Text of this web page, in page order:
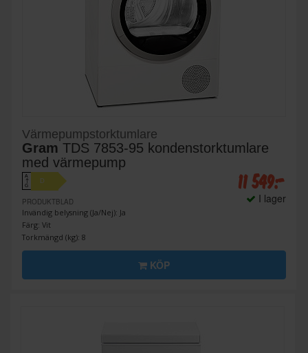
Värmepumpstorktumlare
Gram TDS 7853-95 kondenstorktumlare
med värmepump
A
↑
G
D
PRODUKTBLAD
Invändig belysning (Ja/Nej): Ja
Färg: Vit
Torkmängd (kg): 8
11 549:-
I lager
KÖP